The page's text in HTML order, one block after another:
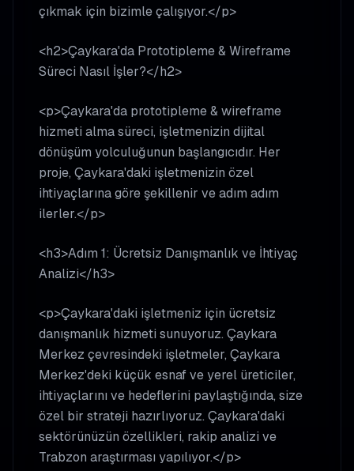
çıkmak için bizimle çalışıyor.</p>
<h2>Çaykara'da Prototipleme & Wireframe
Süreci Nasıl İşler?</h2>
<p>Çaykara'da prototipleme & wireframe
hizmeti alma süreci, işletmenizin dijital
dönüşüm yolculuğunun başlangıcıdır. Her
proje, Çaykara'daki işletmenizin özel
ihtiyaçlarına göre şekillenir ve adım adım
ilerler.</p>
<h3>Adım 1: Ücretsiz Danışmanlık ve İhtiyaç
Analizi</h3>
<p>Çaykara'daki işletmeniz için ücretsiz
danışmanlık hizmeti sunuyoruz. Çaykara
Merkez çevresindeki işletmeler, Çaykara
Merkez'deki küçük esnaf ve yerel üreticiler,
ihtiyaçlarını ve hedeflerini paylaştığında, size
özel bir strateji hazırlıyoruz. Çaykara'daki
sektörünüzün özellikleri, rakip analizi ve
Trabzon araştırması yapılıyor.</p>